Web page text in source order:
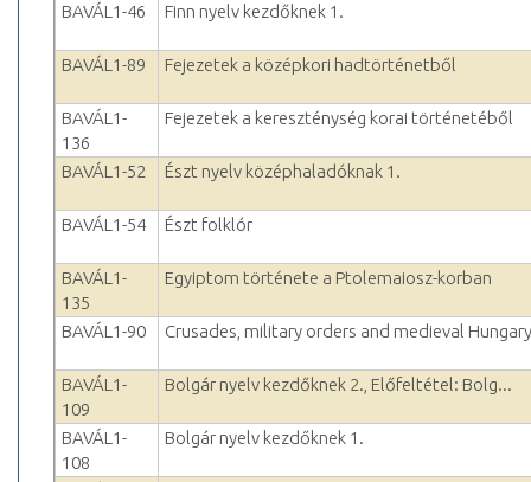
BAVÁL1-46 Finn nyelv kezdőknek 1.
BAVÁL1-89 Fejezetek a középkori hadtörténetből
BAVÁL1-
136
Fejezetek a kereszténység korai történetéből
BAVÁL1-52 Észt nyelv középhaladóknak 1.
BAVÁL1-54 Észt folklór
BAVÁL1-
135
Egyiptom története a Ptolemaiosz-korban
BAVÁL1-90 Crusades, military orders and medieval Hungary
BAVÁL1-
109
Bolgár nyelv kezdőknek 2., Előfeltétel: Bolg...
BAVÁL1-
108
Bolgár nyelv kezdőknek 1.